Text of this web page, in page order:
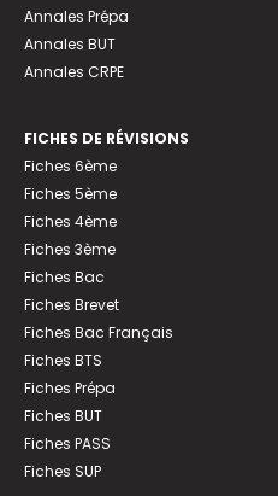
Annales Prépa
Annales BUT
Annales CRPE
FICHES DE RÉVISIONS
Fiches 6ème
Fiches 5ème
Fiches 4ème
Fiches 3ème
Fiches Bac
Fiches Brevet
Fiches Bac Français
Fiches BTS
Fiches Prépa
Fiches BUT
Fiches PASS
Fiches SUP